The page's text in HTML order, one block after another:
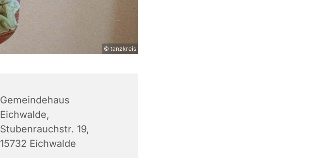
© tanzkreis
Gemeindehaus
Eichwalde,
Stubenrauchstr. 19,
15732 Eichwalde